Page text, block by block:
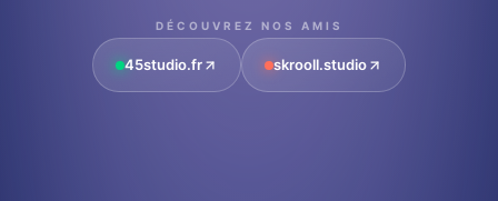
DÉCOUVREZ NOS AMIS
45studio.fr skrooll.studio